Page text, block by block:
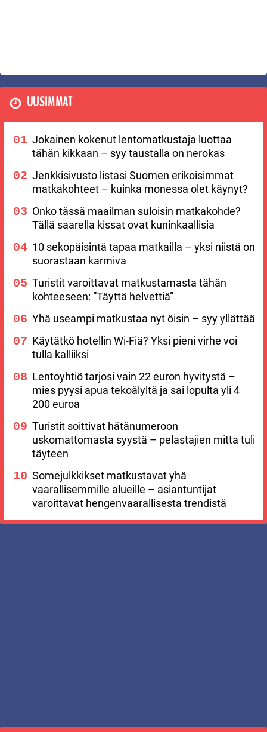
UUSIMMAT
Jokainen kokenut lentomatkustaja luottaa
tähän kikkaan – syy taustalla on nerokas
Jenkkisivusto listasi Suomen erikoisimmat
matkakohteet – kuinka monessa olet käynyt?
Onko tässä maailman suloisin matkakohde?
Tällä saarella kissat ovat kuninkaallisia
10 sekopäisintä tapaa matkailla – yksi niistä on
suorastaan karmiva
Turistit varoittavat matkustamasta tähän
kohteeseen: ”Täyttä helvettiä”
Yhä useampi matkustaa nyt öisin – syy yllättää
Käytätkö hotellin Wi-Fiä? Yksi pieni virhe voi
tulla kalliiksi
Lentoyhtiö tarjosi vain 22 euron hyvitystä –
mies pyysi apua tekoälyltä ja sai lopulta yli 4
200 euroa
Turistit soittivat hätänumeroon
uskomattomasta syystä – pelastajien mitta tuli
täyteen
Somejulkkikset matkustavat yhä
vaarallisemmille alueille – asiantuntijat
varoittavat hengenvaarallisesta trendistä